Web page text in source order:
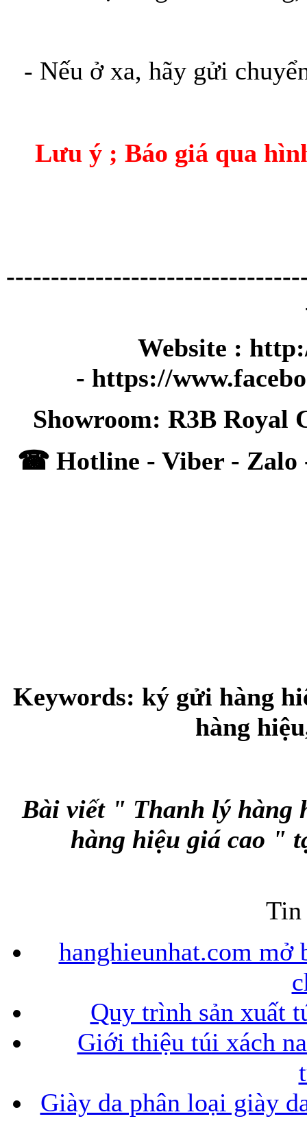
- Nếu ở xa, hãy gửi
Lưu ý ; Báo giá qua
Website :
- https://
Showroom: R3B Royal
☎ Hotline - Viber - Zalo -
Keywords: ký gửi hàng
hàng
Bài viết " Thanh lý hàng
hàng hiệu giá cao "
Tin
hanghieunhat.com
Quy trình sản xuất
Giới thiệu túi xách
Giày da phân loại giày